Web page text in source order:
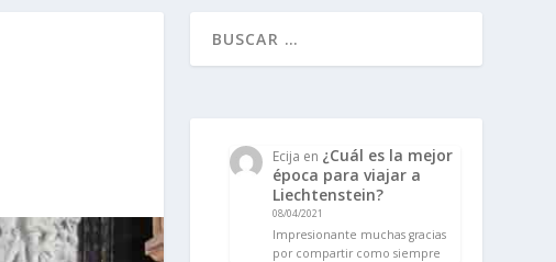
Ecija en ¿Cuál es la mejor
época para viajar a
Liechtenstein?
08/04/2021
Impresionante muchas gracias
por compartir como siempre